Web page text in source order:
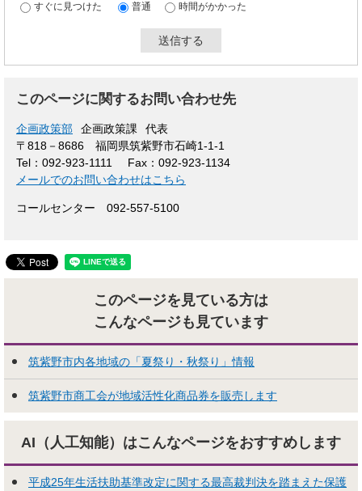
すぐに見つけた 普通 時間がかかった
このページに関するお問い合わせ先
企画政策部 企画政策課
代表
〒818－8686
福岡県筑紫野市石崎1-1-1
Tel：092-923-1111
Fax：092-923-1134
メールでのお問い合わせはこちら
コールセンター 092-557-5100
このページを見ている方は
こんなページも見ています
筑紫野市内各地域の「夏祭り・秋祭り」情報
筑紫野市商工会が地域活性化商品券を販売します
AI（人工知能）はこんなページをおすすめします
平成25年生活扶助基準改定に関する最高裁判決を踏まえた保護